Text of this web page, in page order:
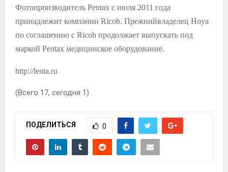
Фотопроизводитель Pentax с июля 2011 года
принадлежит компании Ricoh. Прежнийвладелец Hoya
по соглашению с Ricoh продолжает выпускать под
маркой Pentax медицинское оборудование.
http://lenta.ru
(Всего 17, сегодня 1)
ПОДЕЛИТЬСЯ 0